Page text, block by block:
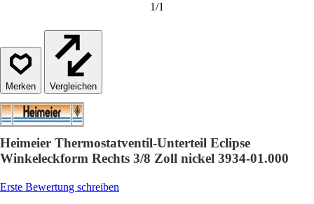
1/1
Vergleichen
Heimeier Thermostatventil-Unterteil Eclipse
Winkeleckform Rechts 3/8 Zoll nickel 3934-01.000
Erste Bewertung schreiben